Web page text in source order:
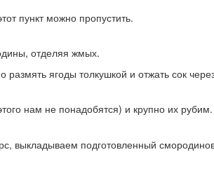
пункт можно пропустить.
отделяя жмых.
размять ягоды толкушкой и отжать сок
нам не понадобятся) и крупно их рубим.
выкладываем подготовленный